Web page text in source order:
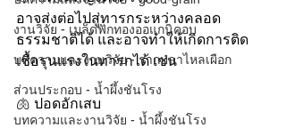
งานวิจัย - เมล็ดฟักทองออแกนิคอบ
บทความและงานวิจัย - รากปลาไหลเผือก
ส่วนประกอบ - น้ำผึ้งชันโรง
บทความและงานวิจัย - น้ำผึ้งชันโรง
อาจส่งต่อไปสู่ทารกระหว่างคลอด
ธรรมชาติได้ และอาจทำให้เกิดการติด
เชื้อรุนแรงในทารกได้ เช่น
🫁 ปอดอักเสบ